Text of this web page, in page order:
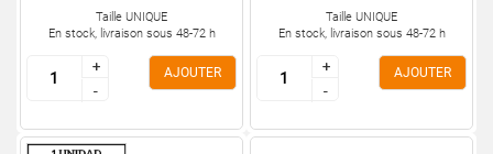
Taille UNIQUE
En stock, livraison sous 48-72 h
+
-
+
-
AJOUTER
Taille UNIQUE
En stock, livraison sous 48-72 h
+
-
+
-
AJOUTER